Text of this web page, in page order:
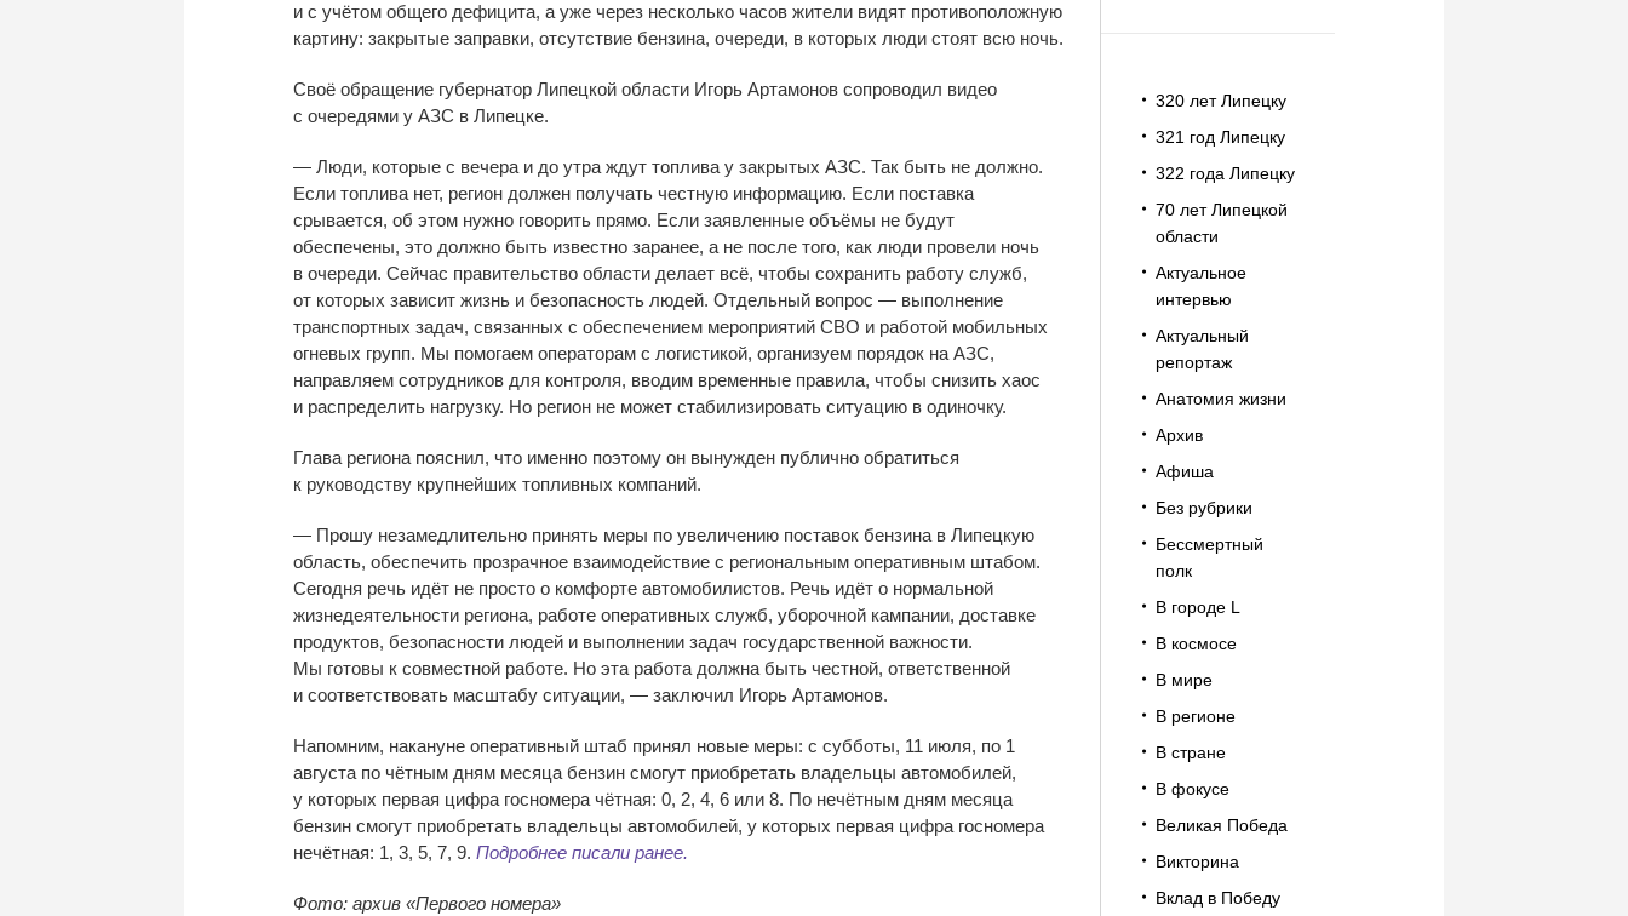
и с учётом общего дефицита, а уже через несколько часов жители видят противоположную
картину: закрытые заправки, отсутствие бензина, очереди, в которых люди стоят всю ночь.
Своё обращение губернатор Липецкой области Игорь Артамонов сопроводил видео
с очередями у АЗС в Липецке.
— Люди, которые с вечера и до утра ждут топлива у закрытых АЗС. Так быть не должно.
Если топлива нет, регион должен получать честную информацию. Если поставка
срывается, об этом нужно говорить прямо. Если заявленные объёмы не будут
обеспечены, это должно быть известно заранее, а не после того, как люди провели ночь
в очереди. Сейчас правительство области делает всё, чтобы сохранить работу служб,
от которых зависит жизнь и безопасность людей. Отдельный вопрос — выполнение
транспортных задач, связанных с обеспечением мероприятий СВО и работой мобильных
огневых групп. Мы помогаем операторам с логистикой, организуем порядок на АЗС,
направляем сотрудников для контроля, вводим временные правила, чтобы снизить хаос
и распределить нагрузку. Но регион не может стабилизировать ситуацию в одиночку.
Глава региона пояснил, что именно поэтому он вынужден публично обратиться
к руководству крупнейших топливных компаний.
— Прошу незамедлительно принять меры по увеличению поставок бензина в Липецкую
область, обеспечить прозрачное взаимодействие с региональным оперативным штабом.
Сегодня речь идёт не просто о комфорте автомобилистов. Речь идёт о нормальной
жизнедеятельности региона, работе оперативных служб, уборочной кампании, доставке
продуктов, безопасности людей и выполнении задач государственной важности.
Мы готовы к совместной работе. Но эта работа должна быть честной, ответственной
и соответствовать масштабу ситуации, — заключил Игорь Артамонов.
Напомним, накануне оперативный штаб принял новые меры: с субботы, 11 июля, по 1
августа по чётным дням месяца бензин смогут приобретать владельцы автомобилей,
у которых первая цифра госномера чётная: 0, 2, 4, 6 или 8. По нечётным дням месяца
бензин смогут приобретать владельцы автомобилей, у которых первая цифра госномера
нечётная: 1, 3, 5, 7, 9. Подробнее писали ранее.
Фото: архив «Первого номера»
320 лет Липецку
321 год Липецку
322 года Липецку
70 лет Липецкой
области
Актуальное
интервью
Актуальный
репортаж
Анатомия жизни
Архив
Афиша
Без рубрики
Бессмертный
полк
В городе L
В космосе
В мире
В регионе
В стране
В фокусе
Великая Победа
Викторина
Вклад в Победу